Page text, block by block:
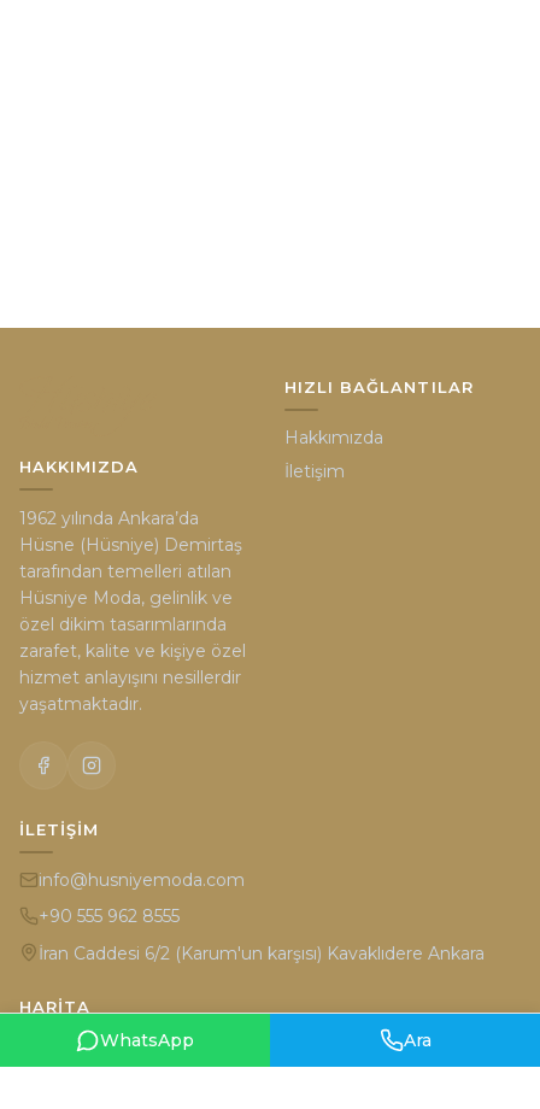
HAKKIMIZDA
1962 yılında Ankara’da
Hüsne (Hüsniye) Demirtaş
tarafından temelleri atılan
Hüsniye Moda, gelinlik ve
özel dikim tasarımlarında
zarafet, kalite ve kişiye özel
hizmet anlayışını nesillerdir
yaşatmaktadır.
HIZLI BAĞLANTILAR
Hakkımızda
İletişim
İLETIŞIM
info@husniyemoda.com
+90 555 962 8555
İran Caddesi 6/2 (Karum'un karşısı) Kavaklıdere Ankara
HARITA